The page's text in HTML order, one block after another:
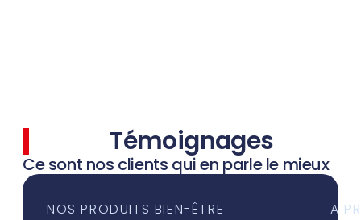
Témoignages
Ce sont nos clients qui en parle le mieux
NOS PRODUITS BIEN-ÊTRE A